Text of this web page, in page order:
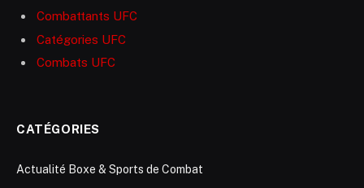
Combattants UFC
Catégories UFC
Combats UFC
CATÉGORIES
Actualité Boxe & Sports de Combat